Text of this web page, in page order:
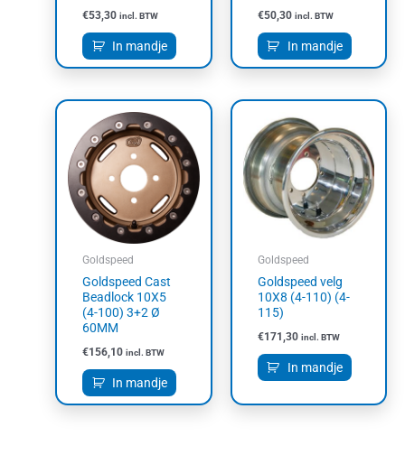
€53,30 incl. BTW
In mandje
€50,30 incl. BTW
In mandje
Goldspeed
Goldspeed Cast
Beadlock 10X5
(4-100) 3+2 Ø
60MM
€156,10 incl. BTW
In mandje
Goldspeed
Goldspeed velg
10X8 (4-110) (4-
115)
€171,30 incl. BTW
In mandje